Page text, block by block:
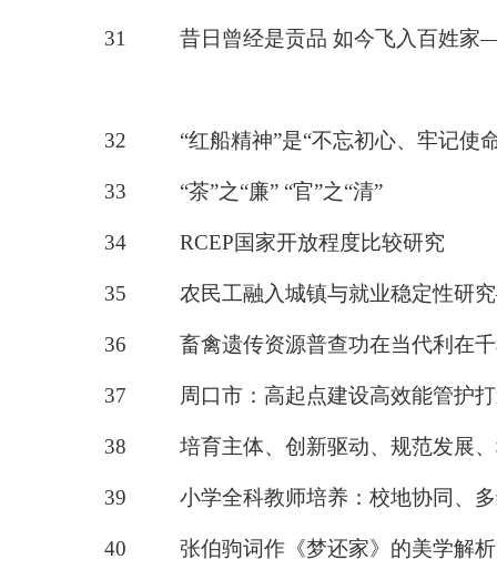
31 昔日曾经是贡品 如今飞入百姓家
32 “红船精神”是“不忘初心、牢记使
33 “茶”之“廉” “官”之“清”
34 RCEP国家开放程度比较研究
35 农民工融入城镇与就业稳定性研究
36 畜禽遗传资源普查功在当代利在
37 周口市：高起点建设高效能管护
38 培育主体、创新驱动、规范发展
39 小学全科教师培养：校地协同、
40 张伯驹词作《梦还家》的美学解析